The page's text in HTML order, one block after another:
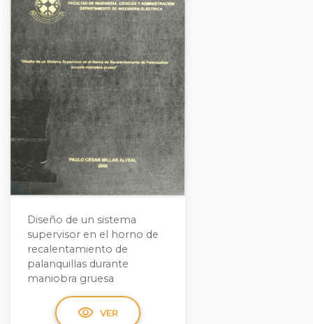
Diseño de un sistema
supervisor en el horno de
recalentamiento de
palanquillas durante
maniobra gruesa
visibility VER